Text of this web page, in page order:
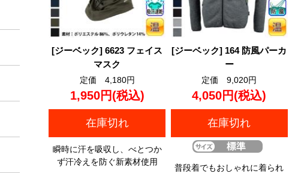
[ジーベック] 6623 フェイス
マスク
定価 4,180円
1,950円(税込)
在庫切れ
瞬時に汗を吸収し、べとつか
ず汗冷えを防ぐ新素材使用
[ジーベック] 164 防風パーカ
ー
定価 9,020円
4,050円(税込)
在庫切れ
普段着でもおしゃれに着られ